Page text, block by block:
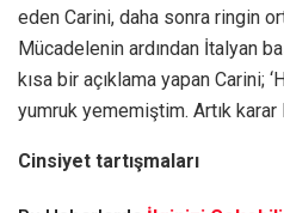
eden Carini, daha sonra ringin
Mücadelenin ardından İtalyan
kısa bir açıklama yapan Carini;
yumruk yememiştim. Artık karar
Cinsiyet tartışmaları